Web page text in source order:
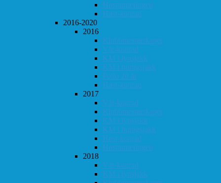
Høstturneringen
Høst-konrad
2016-2020
2016
Klubbmesterskapet
Vår-konrad
KM i lynsjakk
KM i hurtigsjakk
Follo 20 år
Høst-konrad
2017
Vår-konrad
Klubbmesterskapet
KM i lynsjakk
KM i hurtigsjakk
Høst-konrad
Høstturneringen
2018
Vår-konrad
KM i lynsjakk